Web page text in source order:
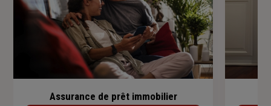
Assurance de prêt immobilier